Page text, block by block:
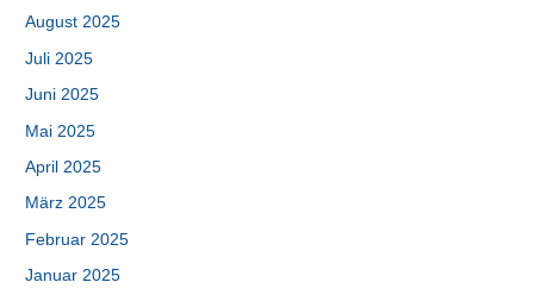
August 2025
Juli 2025
Juni 2025
Mai 2025
April 2025
März 2025
Februar 2025
Januar 2025